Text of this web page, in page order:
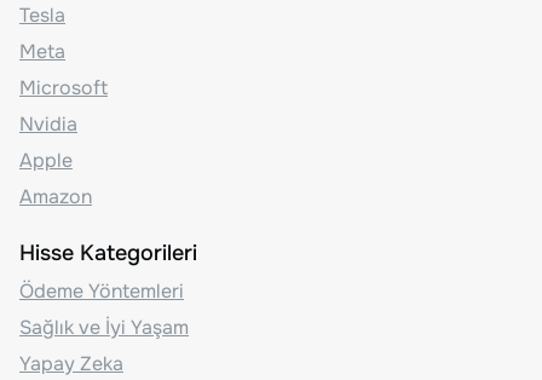
Tesla
Meta
Microsoft
Nvidia
Apple
Amazon
Hisse Kategorileri
Ödeme Yöntemleri
Sağlık ve İyi Yaşam
Yapay Zeka